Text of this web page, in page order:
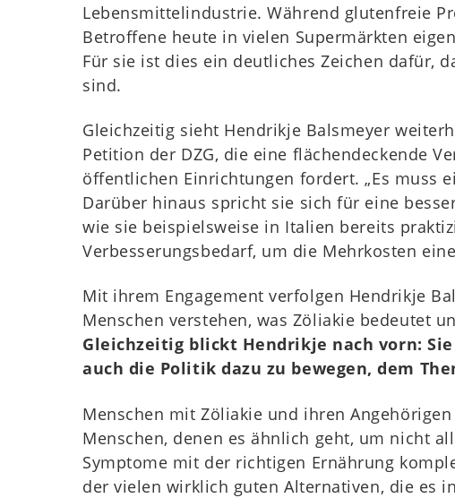
Lebensmittelindustrie. Während glutenfreie
Betroffene heute in vielen Supermärkten
Für sie ist dies ein deutliches Zeichen dafür,
sind.
Gleichzeitig sieht Hendrikje Balsmeyer
Petition der DZG, die eine flächendeckende
öffentlichen Einrichtungen fordert. „Es muss
Darüber hinaus spricht sie sich für eine
wie sie beispielsweise in Italien bereits
Verbesserungsbedarf, um die Mehrkosten
Mit ihrem Engagement verfolgen Hendrikje
Menschen verstehen, was Zöliakie bedeutet
Gleichzeitig blickt Hendrikje nach vorn:
auch die Politik dazu zu bewegen, dem
Menschen mit Zöliakie und ihren
Menschen, denen es ähnlich geht, um nicht
Symptome mit der richtigen Ernährung
der vielen wirklich guten Alternativen, die es